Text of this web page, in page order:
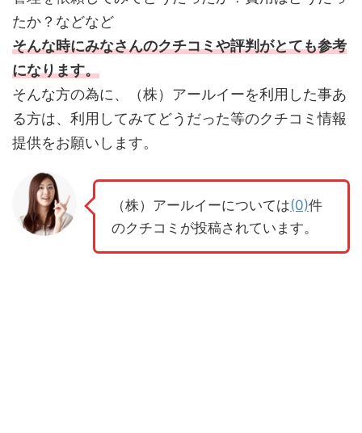
たか？などなど
そんな時にみなさんのクチコミや評判がとても参考
になります。
そんな方の為に、（株）アールイーを利用した事あ
る方は、利用してみてどうだった等のクチコミ情報
提供をお願いします。
（株）アールイーについては(0)件
のクチコミが投稿されています。